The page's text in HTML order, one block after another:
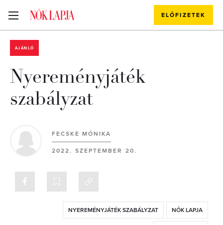
ELŐFIZETEK
AJÁNLÓ
Nyereményjáték
szabályzat
FECSKE MÓNIKA
2022. SZEPTEMBER 20.
NYEREMÉNYJÁTÉK SZABÁLYZAT NŐK LAPJA